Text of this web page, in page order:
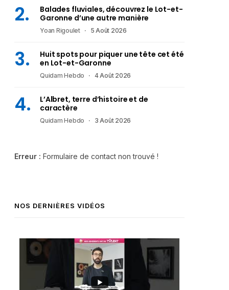
Balades fluviales, découvrez le Lot-et-
Garonne d’une autre manière
Yoan Rigoulet 5 Août 2026
Huit spots pour piquer une tête cet été
en Lot-et-Garonne
Quidam Hebdo 4 Août 2026
L’Albret, terre d’histoire et de
caractère
Quidam Hebdo 3 Août 2026
Erreur : Formulaire de contact non trouvé !
NOS DERNIÈRES VIDÉOS